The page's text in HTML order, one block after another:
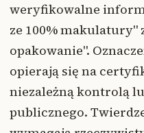
weryfikowalne
ze 100% makulatury"
opakowanie".
opierają się na
niezależną kontrolą
publicznego.